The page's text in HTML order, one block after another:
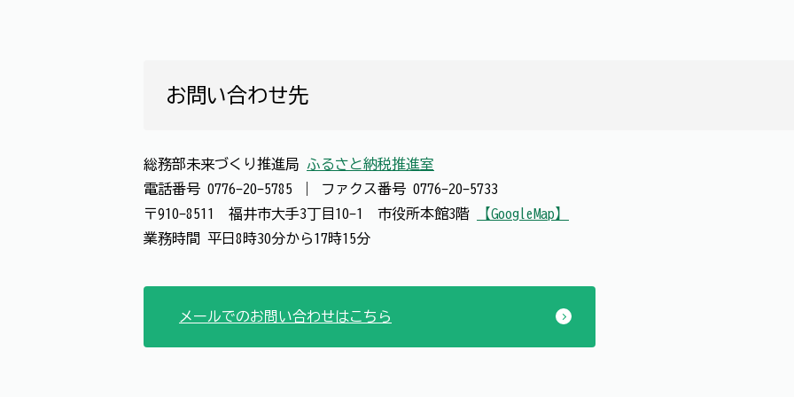
お問い合わせ先
総務部未来づくり推進局 ふるさと納税推進室
電話番号 0776-20-5785 ファクス番号 0776-20-5733
〒910-8511 福井市大手3丁目10-1 市役所本館3階
【GoogleMap】
業務時間 平日8時30分から17時15分
メールでのお問い合わせはこちら